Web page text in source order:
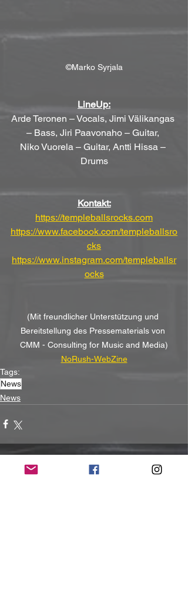
©Marko Syrjala
LineUp:
Arde Teronen – Vocals, Jimi Välikangas
– Bass, Jiri Paavonaho – Guitar,
Niko Vuorela – Guitar, Antti Hissa –
Drums
Kontakt:
https://templeballsrocks.com
https://www.facebook.com/templeballsro
cks
https://www.instagram.com/templeballsr
ocks
(Mit freundlicher Unterstützung und
Bereitstellung des Pressematerials von
CMM - Consulting for Music and Media)
NoRush-WebZine
Tags:
News
News
Aktuelle Beiträge Alle ansehen